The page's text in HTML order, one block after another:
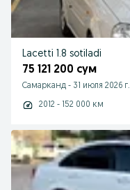
Lacetti 1.8 sotiladi
75 121 200 сум
Самарканд - 31 июля 2026 г.
2012 - 152 000 км